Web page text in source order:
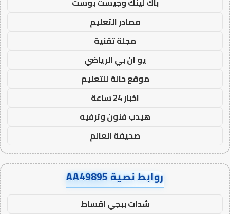
مصادر التعليم
مجلة تقنية
يو ان بي الرياضي
موقع حالة للتعليم
اخبار 24 ساعة
هيدب فنون وترفيه
صحيفة العالم
روابط نصية AA49895
شدات ببجي اقساط